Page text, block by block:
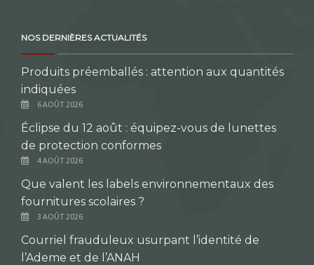
NOS DERNIÈRES ACTUALITÉS
Produits préemballés : attention aux quantités
indiquées
6 AOÛT 2026
Éclipse du 12 août : équipez-vous de lunettes
de protection conformes
4 AOÛT 2026
Que valent les labels environnementaux des
fournitures scolaires ?
3 AOÛT 2026
Courriel frauduleux usurpant l’identité de
l’Ademe et de l’ANAH